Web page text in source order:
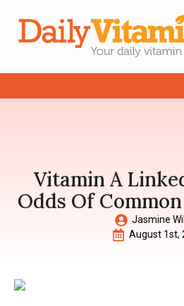
Vitamin A
Odds Of
Jasmine
August 1st,